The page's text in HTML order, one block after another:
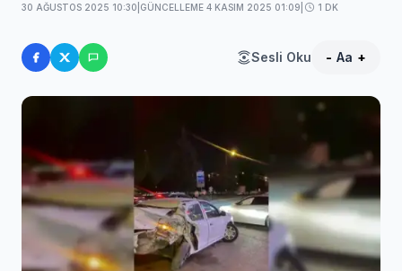
30 AĞUSTOS 2025 10:30 GÜNCELLEME 4 KASIM 2025 01:09 1 DK
Sesli Oku - Aa +